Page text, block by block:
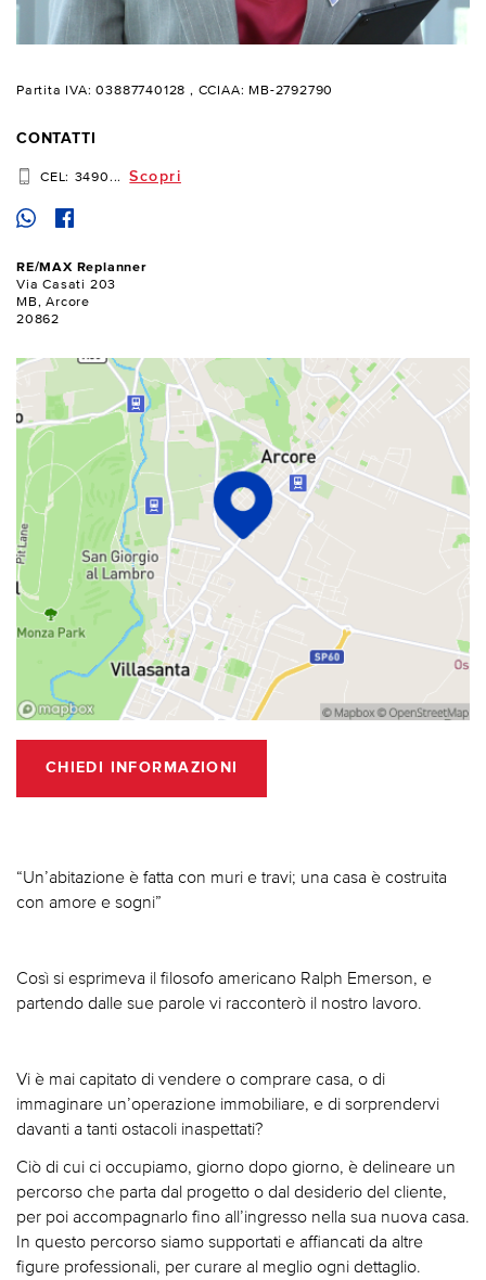
Partita IVA: 03887740128 , CCIAA: MB-2792790
CONTATTI
CEL: 3490... Scopri
RE/MAX Replanner
Via Casati 203
MB, Arcore
20862
CHIEDI INFORMAZIONI
“Un’abitazione è fatta con muri e travi; una casa è costruita
con amore e sogni”
Così si esprimeva il filosofo americano Ralph Emerson, e
partendo dalle sue parole vi racconterò il nostro lavoro.
Vi è mai capitato di vendere o comprare casa, o di
immaginare un’operazione immobiliare, e di sorprendervi
davanti a tanti ostacoli inaspettati?
Ciò di cui ci occupiamo, giorno dopo giorno, è delineare un
percorso che parta dal progetto o dal desiderio del cliente,
per poi accompagnarlo fino all’ingresso nella sua nuova casa.
In questo percorso siamo supportati e affiancati da altre
figure professionali, per curare al meglio ogni dettaglio.